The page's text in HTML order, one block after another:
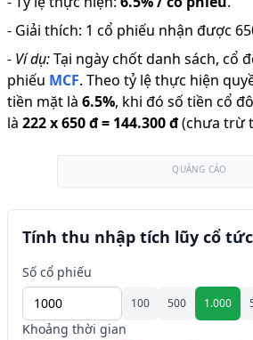
- Giải thích: 1 cổ phiếu nhận được
- Ví dụ:Tại ngày chốt danh sách, cổ
phiếu MCF. Theo tỷ lệ thực hiện
tiền mặt là 6.5%, khi đó số tiền cổ
là 222x650 đ= 144.300 đ(chưa trừ
QUẢNG CÁO
Tính thu nhập tích lũy cổ tức
Số cổ phiếu
100 500 1.000
Khoảng thời gian